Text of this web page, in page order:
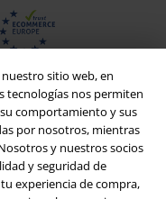
sitio web, en
tecnologías nos permiten
comportamiento y sus
por nosotros, mientras
y nuestros socios
y seguridad de
experiencia de compra,